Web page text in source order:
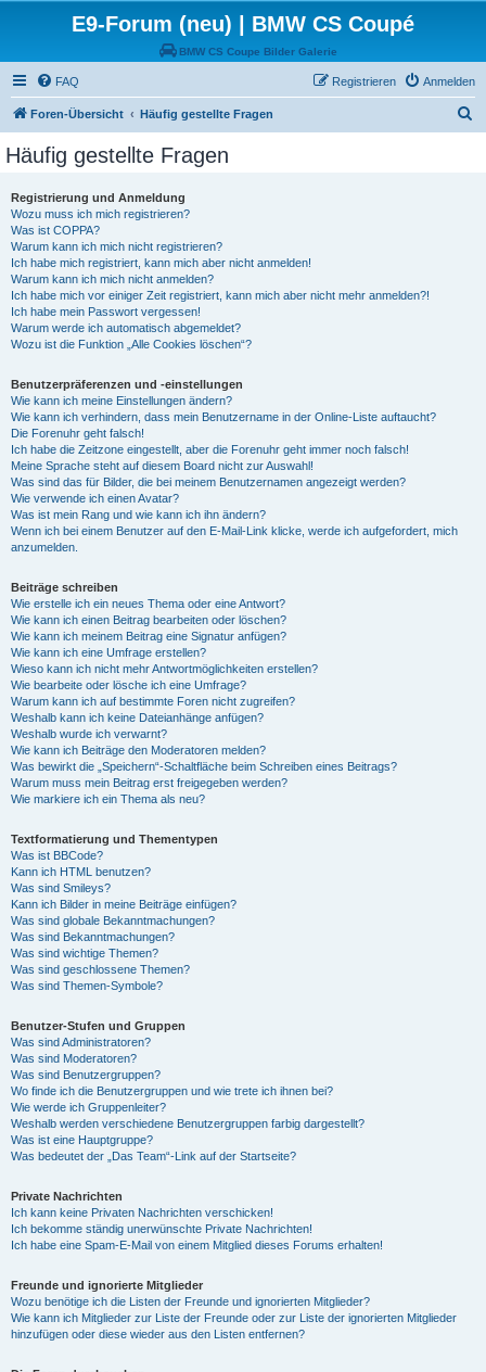
E9-Forum (neu) | BMW CS Coupé
BMW CS Coupe Bilder Galerie
FAQ Anmelden
Registrieren
Foren-Übersicht Häufig gestellte Fragen
Häufig gestellte Fragen
Registrierung und Anmeldung
Wozu muss ich mich registrieren?
Was ist COPPA?
Warum kann ich mich nicht registrieren?
Ich habe mich registriert, kann mich aber nicht anmelden!
Warum kann ich mich nicht anmelden?
Ich habe mich vor einiger Zeit registriert, kann mich aber nicht mehr anmelden?!
Ich habe mein Passwort vergessen!
Warum werde ich automatisch abgemeldet?
Wozu ist die Funktion „Alle Cookies löschen“?
Benutzerpräferenzen und -einstellungen
Wie kann ich meine Einstellungen ändern?
Wie kann ich verhindern, dass mein Benutzername in der Online-Liste auftaucht?
Die Forenuhr geht falsch!
Ich habe die Zeitzone eingestellt, aber die Forenuhr geht immer noch falsch!
Meine Sprache steht auf diesem Board nicht zur Auswahl!
Was sind das für Bilder, die bei meinem Benutzernamen angezeigt werden?
Wie verwende ich einen Avatar?
Was ist mein Rang und wie kann ich ihn ändern?
Wenn ich bei einem Benutzer auf den E-Mail-Link klicke, werde ich aufgefordert, mich
anzumelden.
Beiträge schreiben
Wie erstelle ich ein neues Thema oder eine Antwort?
Wie kann ich einen Beitrag bearbeiten oder löschen?
Wie kann ich meinem Beitrag eine Signatur anfügen?
Wie kann ich eine Umfrage erstellen?
Wieso kann ich nicht mehr Antwortmöglichkeiten erstellen?
Wie bearbeite oder lösche ich eine Umfrage?
Warum kann ich auf bestimmte Foren nicht zugreifen?
Weshalb kann ich keine Dateianhänge anfügen?
Weshalb wurde ich verwarnt?
Wie kann ich Beiträge den Moderatoren melden?
Was bewirkt die „Speichern“-Schaltfläche beim Schreiben eines Beitrags?
Warum muss mein Beitrag erst freigegeben werden?
Wie markiere ich ein Thema als neu?
Textformatierung und Thementypen
Was ist BBCode?
Kann ich HTML benutzen?
Was sind Smileys?
Kann ich Bilder in meine Beiträge einfügen?
Was sind globale Bekanntmachungen?
Was sind Bekanntmachungen?
Was sind wichtige Themen?
Was sind geschlossene Themen?
Was sind Themen-Symbole?
Benutzer-Stufen und Gruppen
Was sind Administratoren?
Was sind Moderatoren?
Was sind Benutzergruppen?
Wo finde ich die Benutzergruppen und wie trete ich ihnen bei?
Wie werde ich Gruppenleiter?
Weshalb werden verschiedene Benutzergruppen farbig dargestellt?
Was ist eine Hauptgruppe?
Was bedeutet der „Das Team“-Link auf der Startseite?
Private Nachrichten
Ich kann keine Privaten Nachrichten verschicken!
Ich bekomme ständig unerwünschte Private Nachrichten!
Ich habe eine Spam-E-Mail von einem Mitglied dieses Forums erhalten!
Freunde und ignorierte Mitglieder
Wozu benötige ich die Listen der Freunde und ignorierten Mitglieder?
Wie kann ich Mitglieder zur Liste der Freunde oder zur Liste der ignorierten Mitglieder
hinzufügen oder diese wieder aus den Listen entfernen?